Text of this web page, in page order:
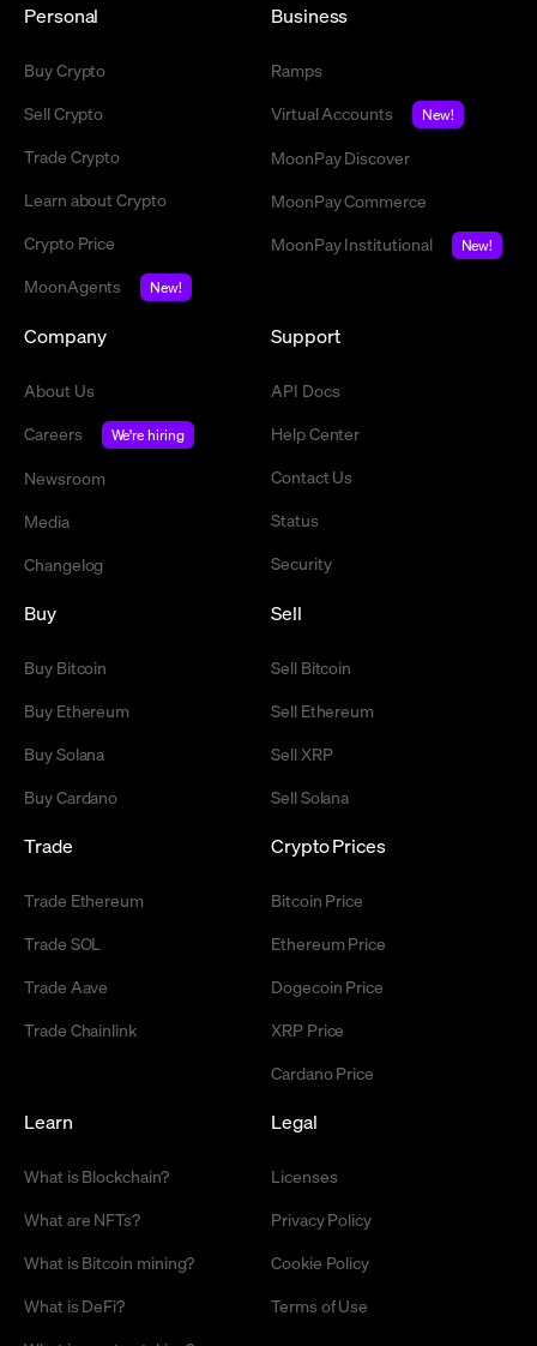
Personal
Buy Crypto
Sell Crypto
Trade Crypto
Learn about Crypto
Crypto Price
MoonAgents
New!
Business
Ramps
Virtual Accounts
New!
MoonPay Discover
MoonPay Commerce
MoonPay Institutional
New!
Company
About Us
Careers
We're hiring
Newsroom
Media
Changelog
Support
API Docs
Help Center
Contact Us
Status
Security
Buy
Buy Bitcoin
Buy Ethereum
Buy Solana
Buy Cardano
Sell
Sell Bitcoin
Sell Ethereum
Sell XRP
Sell Solana
Trade
Trade Ethereum
Trade SOL
Trade Aave
Trade Chainlink
Crypto Prices
Bitcoin Price
Ethereum Price
Dogecoin Price
XRP Price
Cardano Price
Learn
What is Blockchain?
What are NFTs?
What is Bitcoin mining?
What is DeFi?
Legal
Licenses
Privacy Policy
Cookie Policy
Terms of Use